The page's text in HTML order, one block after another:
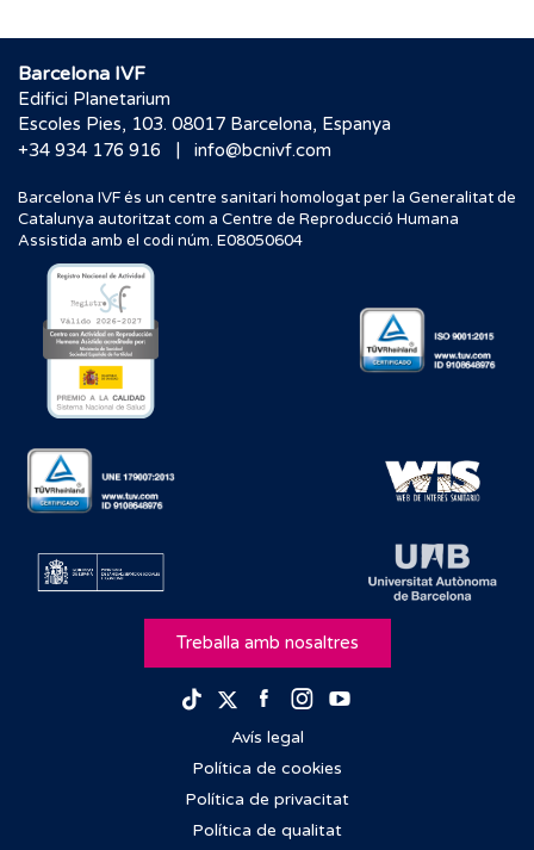
Barcelona IVF
Edifici Planetarium
Escoles Pies, 103. 08017 Barcelona, Espanya
+34 934 176 916
| info@bcnivf.com
Barcelona IVF és un centre sanitari homologat per la Generalitat de
Catalunya autoritzat com a Centre de Reproducció Humana
Assistida amb el codi núm. E08050604
Treballa amb nosaltres
TikTokTwitterFacebook
Instagram
Avís legal
Política de cookies
Política de privacitat
Política de qualitat